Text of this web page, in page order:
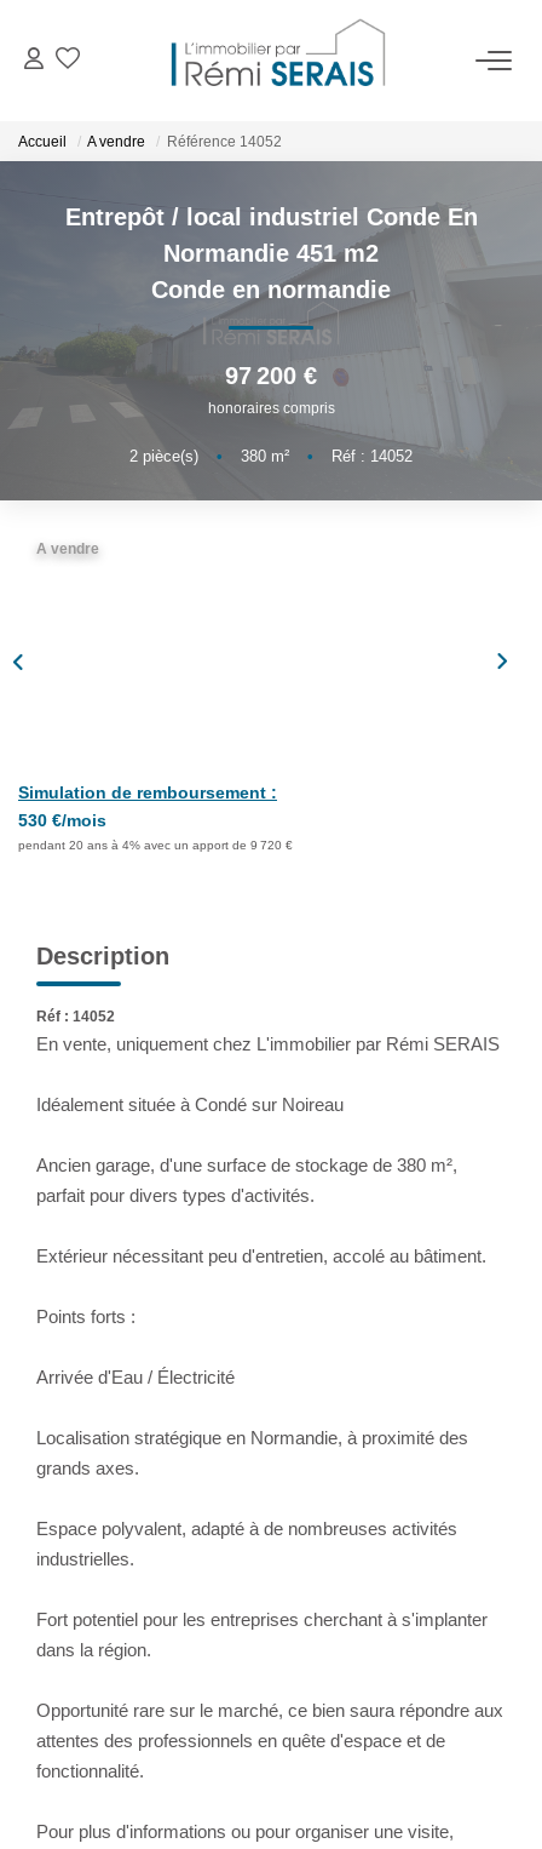
VENDRE
BIENS VENDUS
ADMINISTRATION DE BIENS
Accueil A vendre Référence 14052
Entrepôt / local industriel Conde En
Normandie 451 m2
Conde en normandie
97 200 €
honoraires compris
2 pièce(s) • 380 m² • Réf : 14052
A vendre
Simulation de remboursement :
530 €/mois
pendant 20 ans à 4% avec un apport de 9 720 €
Description
Réf : 14052
En vente, uniquement chez L'immobilier par Rémi SERAIS
Idéalement située à Condé sur Noireau
Ancien garage, d'une surface de stockage de 380 m²,
parfait pour divers types d'activités.
Extérieur nécessitant peu d'entretien, accolé au bâtiment.
Points forts :
Arrivée d'Eau / Électricité
Localisation stratégique en Normandie, à proximité des
grands axes.
Espace polyvalent, adapté à de nombreuses activités
industrielles.
Fort potentiel pour les entreprises cherchant à s'implanter
dans la région.
Opportunité rare sur le marché, ce bien saura répondre aux
attentes des professionnels en quête d'espace et de
fonctionnalité.
Pour plus d'informations ou pour organiser une visite,